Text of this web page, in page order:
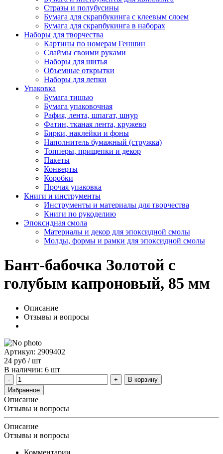
Стразы и полубусины
Бумага для скрапбукинга с клеевым слоем
Бумага для скрапбукинга в наборах
Наборы для творчества
Картины по номерам Геншин
Слаймы своими руками
Наборы для шитья
Объемные открытки
Наборы для лепки
Упаковка
Бумага тишью
Бумага упаковочная
Рафия, лента, шпагат, шнур
Фатин, тканая лента, кружево
Бирки, наклейки и фоны
Наполнитель бумажный (стружка)
Топперы, прищепки и декор
Пакеты
Конверты
Коробки
Прочая упаковка
Книги и инструменты
Инструменты и материалы для творчества
Книги по рукоделию
Эпоксидная смола
Материалы и декор для эпоксидной смолы
Молды, формы и рамки для эпоксидной смолы
Бант-бабочка Золотой с
голубым капроновый, 85 мм
Описание
Отзывы и вопросы
Артикул: 2909402
24 руб / шт
В наличии: 6 шт
В корзину
Избранное
Описание
Отзывы и вопросы
Описание
Отзывы и вопросы
Комментарии